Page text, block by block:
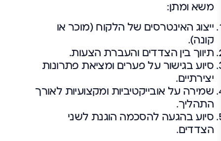
משא ומתן:
ייצוג האינטרסים של הלקוח (מוכר או
קונה).
תיווך בין הצדדים והעברת הצעות.
סיוע בגישור על פערים ומציאת פתרונות
יצירתיים.
שמירה על אובייקטיביות ומקצועיות לאורך
התהליך.
סיוע בהגעה להסכמה הוגנת לשני
הצדדים.